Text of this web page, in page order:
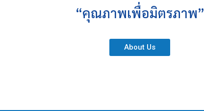
“คุณภาพเพื่อมิตรภาพ”
About Us